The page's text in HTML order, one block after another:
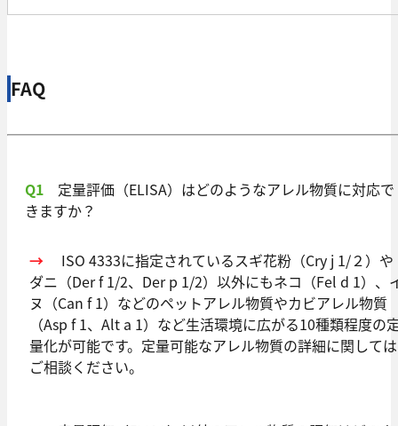
FAQ
Q1 定量評価（ELISA）はどのようなアレル物質に対応で
きますか？
→ ISO 4333に指定されているスギ花粉（Cry j 1/２）や
ダニ（Der f 1/2、Der p 1/2）以外にもネコ（Fel d 1）、
ヌ（Can f 1）などのペットアレル物質やカビアレル物質
（Asp f 1、Alt a 1）など生活環境に広がる10種類程度の
量化が可能です。定量可能なアレル物質の詳細に関しては
ご相談ください。